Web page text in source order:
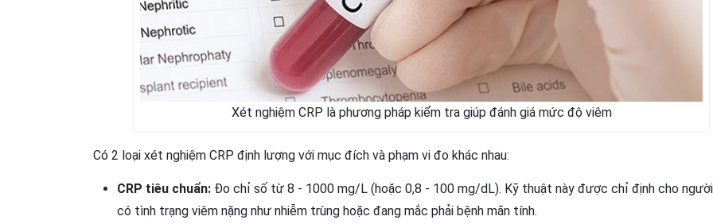
Xét nghiệm CRP là phương pháp kiểm tra giúp đánh giá mức độ viêm
Có 2 loại xét nghiệm CRP định lượng với mục đích và phạm vi đo khác nhau:
CRP tiêu chuẩn: Đo chỉ số từ 8 - 1000 mg/L (hoặc 0,8 - 100 mg/dL). Kỹ thuật này được chỉ định cho
có tình trạng viêm nặng như nhiễm trùng hoặc đang mắc phải bệnh mãn tính.